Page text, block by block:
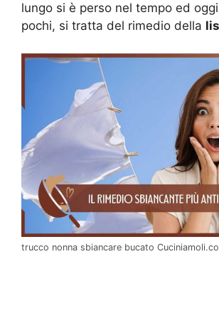
lungo si è perso nel tempo ed
pochi, si tratta del rimedio della
trucco nonna sbiancare bucato